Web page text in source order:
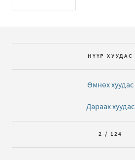
НҮҮР ХУУДАС
Өмнөх хуудас
Дараах хуудас
2 / 124